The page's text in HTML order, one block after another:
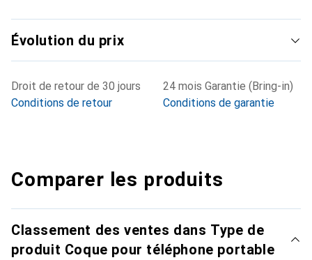
Évolution du prix
Droit de retour de 30 jours
Conditions de retour
24 mois Garantie (Bring-in)
Conditions de garantie
Comparer les produits
Classement des ventes dans Type de
produit Coque pour téléphone portable